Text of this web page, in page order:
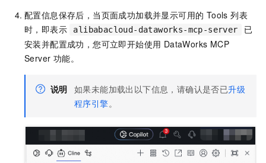
配置信息保存后，当页面成功加载并显示可用的 Tools 列表
时，即表示
alibabacloud-dataworks-mcp-server
已
安装并配置成功，您可立即开始使用 DataWorks MCP
Server 功能。
说明 如果未能加载出以下信息，请确认是否已升级
程序引擎。